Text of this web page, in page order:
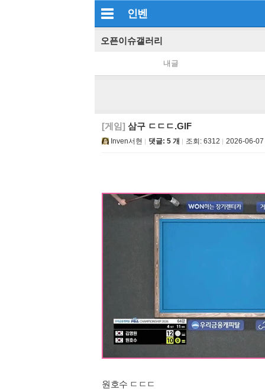
인벤
오픈이슈갤러리
내글
[게임] 삼구 ㄷㄷㄷ.GIF
Inven서현 댓글: 5 개 조회: 6312 2026-06-
원호수 ㄷㄷㄷ